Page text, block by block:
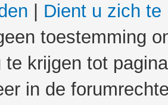
Dient u zich te
toestemming
te krijgen tot
in de